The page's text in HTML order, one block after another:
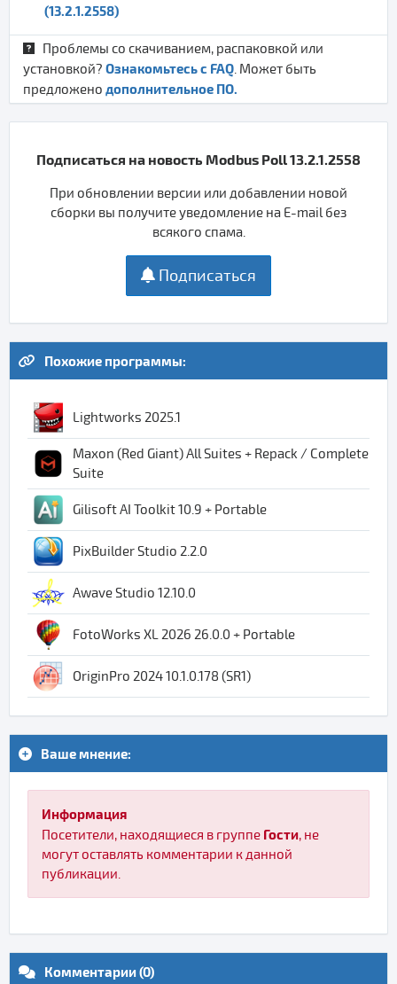
(13.2.1.2558)
Проблемы со скачиванием, распаковкой или
установкой? Ознакомьтесь с FAQ . Может быть
предложено дополнительное ПО.
Подписаться на новость Modbus Poll 13.2.1.2558
При обновлении версии или добавлении новой
сборки вы получите уведомление на E-mail без
всякого спама.
Подписаться
Похожие программы:
Lightworks 2025.1
Maxon (Red Giant) All Suites + Repack / Complete
Suite
Gilisoft AI Toolkit 10.9 + Portable
PixBuilder Studio 2.2.0
Awave Studio 12.10.0
FotoWorks XL 2026 26.0.0 + Portable
OriginPro 2024 10.1.0.178 (SR1)
Ваше мнение:
Информация
Посетители, находящиеся в группе Гости, не
могут оставлять комментарии к данной
публикации.
Комментарии (0)